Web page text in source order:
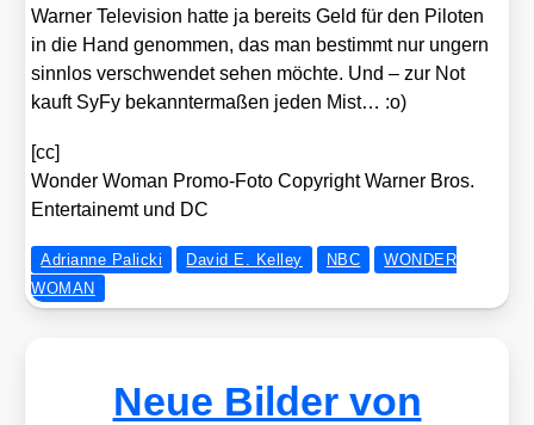
War­ner Tele­vi­si­on hat­te ja bereits Geld für den Pilo­ten
in die Hand genom­men, das man bestimmt nur ungern
sinn­los ver­schwen­det sehen möch­te. Und – zur Not
kauft SyFy bekann­ter­ma­ßen jeden Mist… :o)
[cc]
Won­der Woman Pro­mo-Foto Copy­right War­ner Bros.
Enter­tai­nemt und DC
Adrianne Palicki David E. Kelley NBC
WONDER
WOMAN
Neue Bilder von